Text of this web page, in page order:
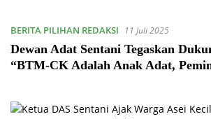
BERITA PILIHAN REDAKSI 11 Juli 2025
Dewan Adat Sentani Tegaskan
“BTM-CK Adalah Anak Adat,